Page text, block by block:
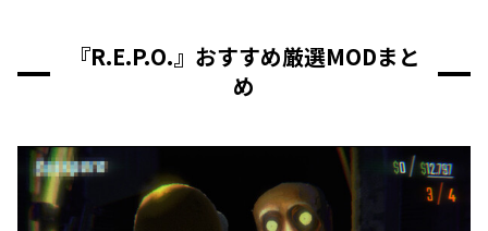
『R.E.P.O.』おすすめ厳選MODまと
め